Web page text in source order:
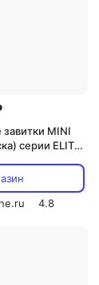
MINI
серии ELITE
4.8